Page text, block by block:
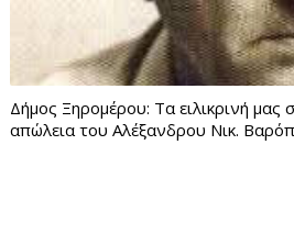
Δήμος Ξηρομέρου: Τα ειλικρινή μας
απώλεια του Αλέξανδρου Νικ.